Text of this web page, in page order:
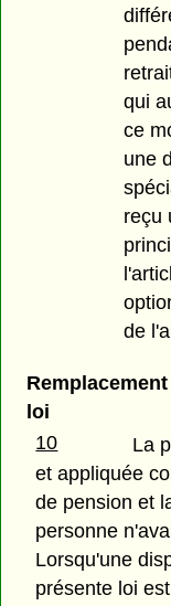
qui
ce
une
reçu
de
loi
10
La
et appliquée
de pension et
personne
Lorsqu'une
présente loi